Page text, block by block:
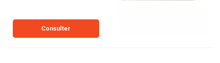
Consulter